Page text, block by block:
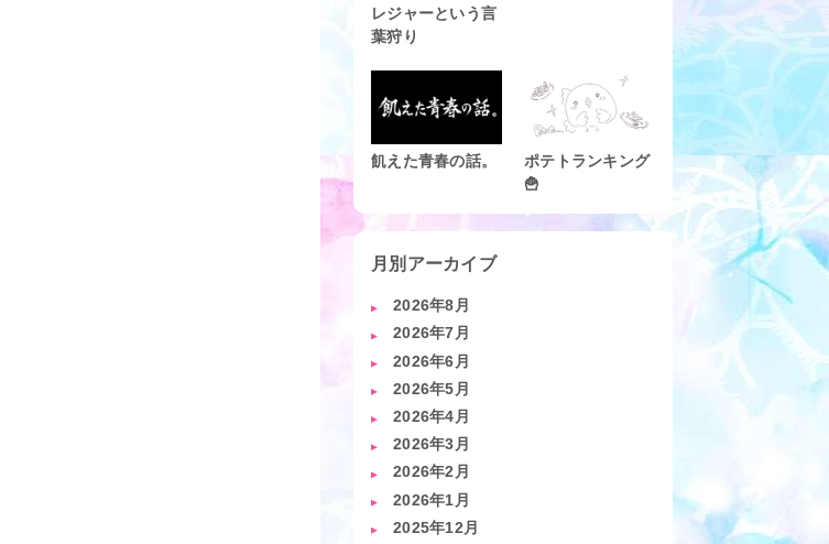
レジャーという言
葉狩り
飢えた青春の話。
ポテトランキング
🍟
月別アーカイブ
2026年8月
2026年7月
2026年6月
2026年5月
2026年4月
2026年3月
2026年2月
2026年1月
2025年12月